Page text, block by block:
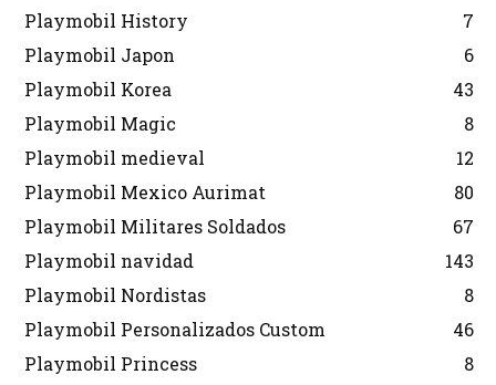
Playmobil History
7
Playmobil Japon
6
Playmobil Korea
43
Playmobil Magic
8
Playmobil medieval
12
Playmobil Mexico Aurimat
80
Playmobil Militares Soldados
67
Playmobil navidad
143
Playmobil Nordistas
8
Playmobil Personalizados Custom
46
Playmobil Princess
8